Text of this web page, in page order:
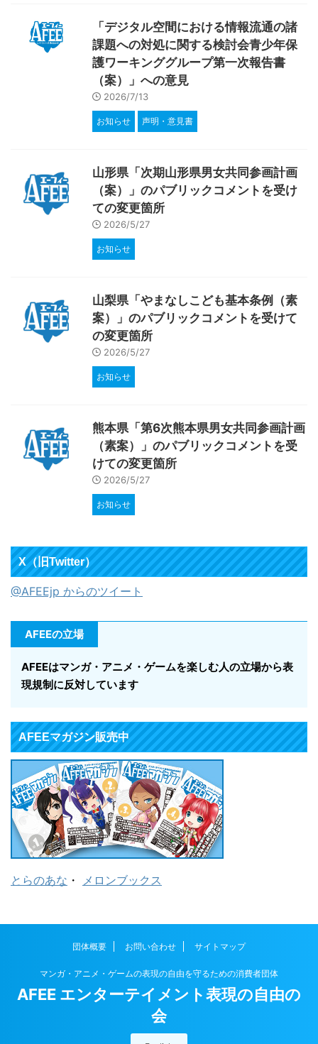
「デジタル空間における情報流通の諸
課題への対処に関する検討会青少年保
護ワーキンググループ第一次報告書
（案）」への意見
2026/7/13
お知らせ 声明・意見書
山形県「次期山形県男女共同参画計画
（案）」のパブリックコメントを受け
ての変更箇所
2026/5/27
お知らせ
山梨県「やまなしこども基本条例（素
案）」のパブリックコメントを受けて
の変更箇所
2026/5/27
お知らせ
熊本県「第6次熊本県男女共同参画計画
（素案）」のパブリックコメントを受
けての変更箇所
2026/5/27
お知らせ
X（旧Twitter）
@AFEEjp からのツイート
AFEEの立場
AFEEはマンガ・アニメ・ゲームを楽しむ人の立場から表
現規制に反対しています
AFEEマガジン販売中
とらのあな ・ メロンブックス
団体概要 お問い合わせ サイトマップ
マンガ・アニメ・ゲームの表現の自由を守るための消費者団体
AFEE エンターテイメント表現の自由の
会